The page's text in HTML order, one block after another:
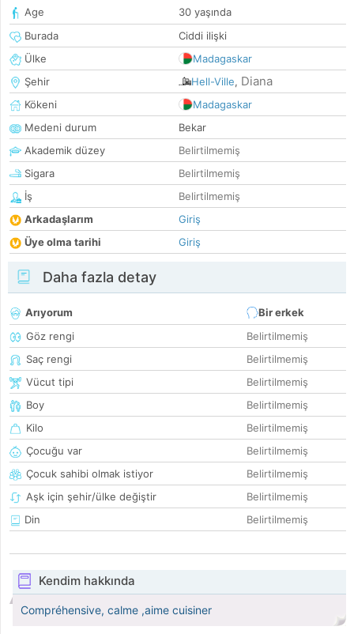
Age
30 yaşında
Burada
Ciddi ilişki
Ülke
Madagaskar
Şehir
Hell-Ville, Diana
Kökeni
Madagaskar
Medeni durum
Bekar
Akademik düzey
Belirtilmemiş
Sigara
Belirtilmemiş
İş
Belirtilmemiş
Arkadaşlarım
Giriş
Üye olma tarihi
Giriş
Daha fazla detay
Arıyorum
Bir erkek
Göz rengi
Belirtilmemiş
Saç rengi
Belirtilmemiş
Vücut tipi
Belirtilmemiş
Boy
Belirtilmemiş
Kilo
Belirtilmemiş
Çocuğu var
Belirtilmemiş
Çocuk sahibi olmak istiyor
Belirtilmemiş
Aşk için şehir/ülke değiştir
Belirtilmemiş
Din
Belirtilmemiş
Kendim hakkında
Compréhensive, calme ,aime cuisiner